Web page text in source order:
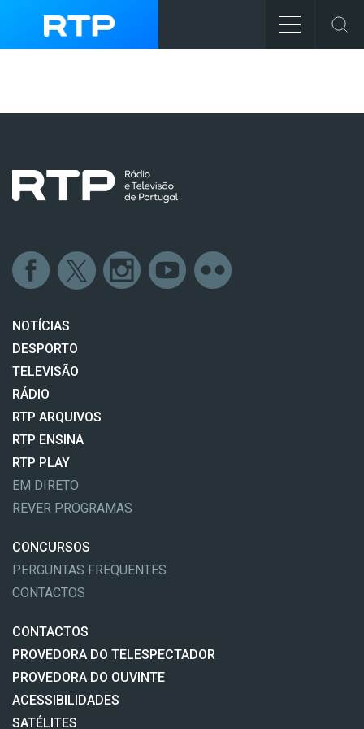
NOTÍCIAS
DESPORTO
TELEVISÃO
RÁDIO
RTP ARQUIVOS
RTP ENSINA
RTP PLAY
EM DIRETO
REVER PROGRAMAS
CONCURSOS
PERGUNTAS FREQUENTES
CONTACTOS
CONTACTOS
PROVEDORA DO TELESPECTADOR
PROVEDORA DO OUVINTE
ACESSIBILIDADES
SATÉLITES